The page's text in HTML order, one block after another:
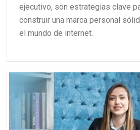
ejecutivo, son estrategias clave
construir una marca personal
el mundo de internet.